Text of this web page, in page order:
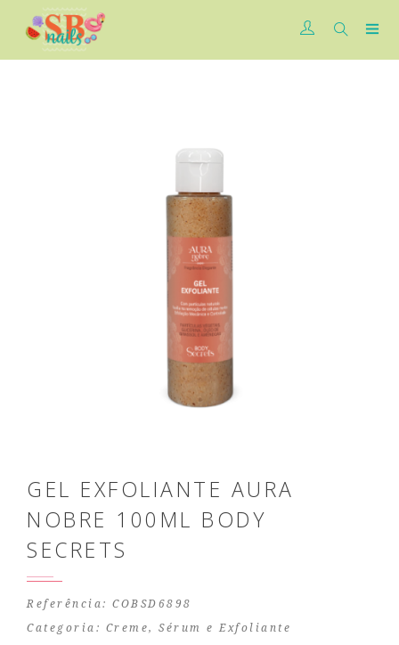
GEL EXFOLIANTE AURA
NOBRE 100ML BODY
SECRETS
Referência: COBSD6898
Categoria: Creme, Sérum e Exfoliante